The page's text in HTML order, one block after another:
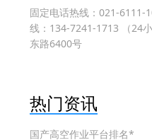
固定电话热线：021-6111-
线：134-7241-1713 （24
东路6400号
热门资讯
国产高空作业平台排名*